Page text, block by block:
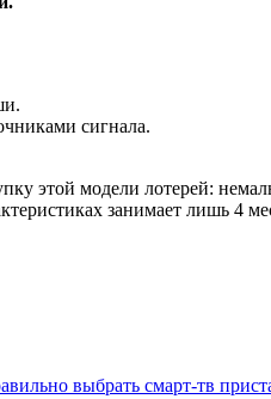
сигнала.
этой модели лотерей:
занимает лишь 4
выбрать смарт-тв